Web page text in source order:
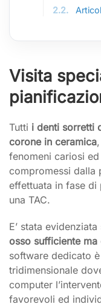
2.2.
Visita
Tutti i denti sorretti
corone in ceramica
fenomeni cariosi
compromessi dalla
effettuata in fase di
una TAC.
E’ stata
osso sufficiente
software dedicato
tridimensionale
computer
favorevoli ed